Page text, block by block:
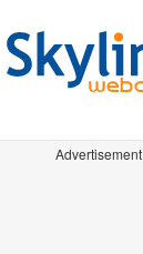
Advertisement